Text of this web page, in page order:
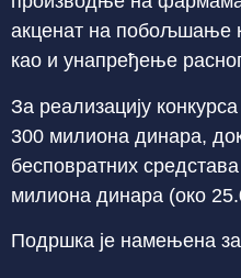
акценат на побољшање
као и унапређење
За реализацију
300 милиона динара,
бесповратних
милиона динара (око
Подршка је намењена